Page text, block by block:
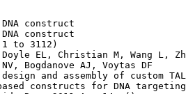
construct
construct
1 to 3112)
EL, Christian M, Wang L,
Bogdanove AJ, Voytas DF
and assembly of custom
constructs for DNA